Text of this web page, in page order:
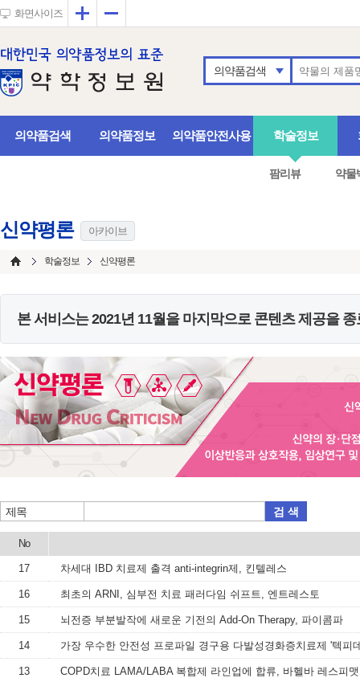
화면사이즈 확대
의약품검색
의약품검색 의약품정보 의약품안전사용 학술정보
팜리뷰 약물
신약평론 아카이브
학술정보 신약평론
본 서비스는2021년 11월을 마지막으로 콘텐츠 제공을
제목 검 색
No
17 차세대 IBD 치료제 출격 anti-integrin제, 킨텔레스
16 최초의 ARNI, 심부전 치료 패러다임 쉬프트, 엔트레스토
15 뇌전증 부분발작에 새로운 기전의 Add-On Therapy, 파이콤파
14 가장 우수한 안전성 프로파일 경구용 다발성경화증치료제 '텍피
13 COPD치료 LAMA/LABA 복합제 라인업에 합류, 바헬바 레스피맷